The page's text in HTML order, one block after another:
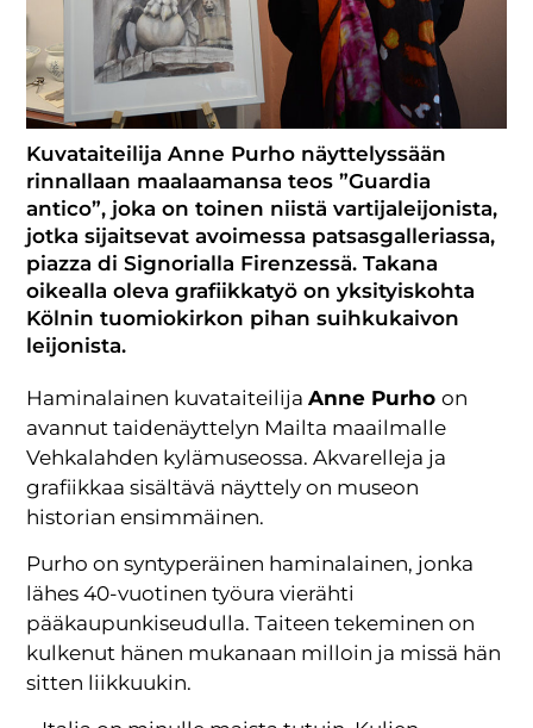
Kuvataiteilija Anne Purho näyttelyssään
rinnallaan maalaamansa teos ”Guardia
antico”, joka on toinen niistä vartijaleijonista,
jotka sijaitsevat avoimessa patsasgalleriassa,
piazza di Signorialla Firenzessä. Takana
oikealla oleva grafiikkatyö on yksityiskohta
Kölnin tuomiokirkon pihan suihkukaivon
leijonista.
Haminalainen kuvataiteilijaAnne Purhoon
avannut taidenäyttelyn Mailta maailmalle
Vehkalahden kylämuseossa. Akvarelleja ja
grafiikkaa sisältävä näyttely on museon
historian ensimmäinen.
Purho on syntyperäinen haminalainen, jonka
lähes 40-vuotinen työura vierähti
pääkaupunkiseudulla. Taiteen tekeminen on
kulkenut hänen mukanaan milloin ja missä hän
sitten liikkuukin.